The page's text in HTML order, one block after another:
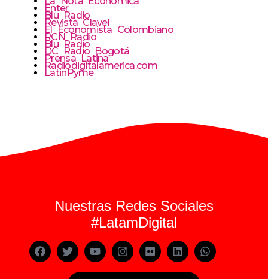
Enter
Blu Radio
Revista Clavel
El Economista Colombiano
RCN Radio
Blu Radio
DC Radio Bogotá
Prensa Latina
Radiodigitalamerica.com
LatinPyme
Nuestras Redes Sociales
#LatamDigital